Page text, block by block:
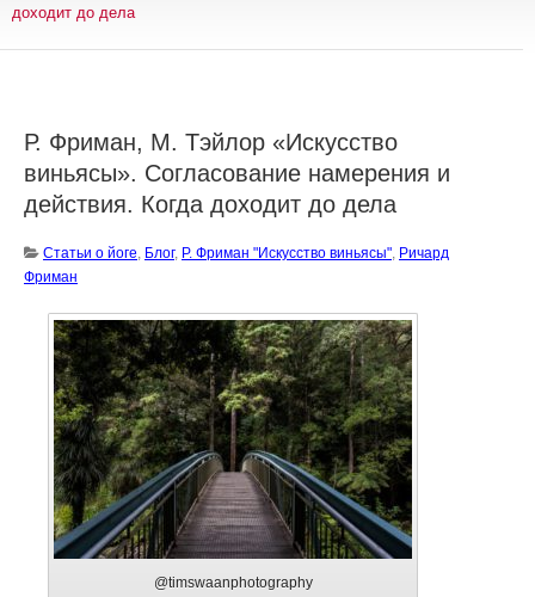
доходит до дела
Р. Фриман, М. Тэйлор «Искусство
виньясы». Согласование намерения и
действия. Когда доходит до дела
Cтатьи о йоге, Блог, Р. Фриман "Искусство виньясы", Ричард
Фриман
@timswaanphotography